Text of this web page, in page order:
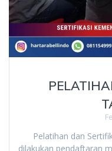
Pelatihan dan
dilakukan pendaftaran